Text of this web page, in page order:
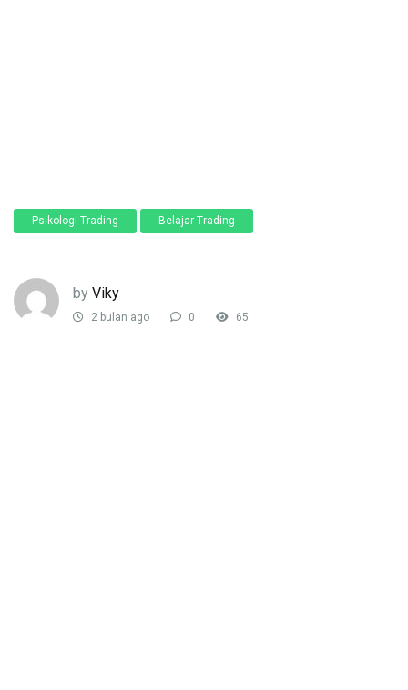
Psikologi Trading Belajar Trading
by Viky
2 bulan ago 0 65